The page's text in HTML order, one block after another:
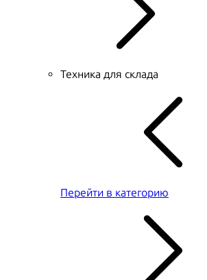
Техника для склада
Перейти в категорию